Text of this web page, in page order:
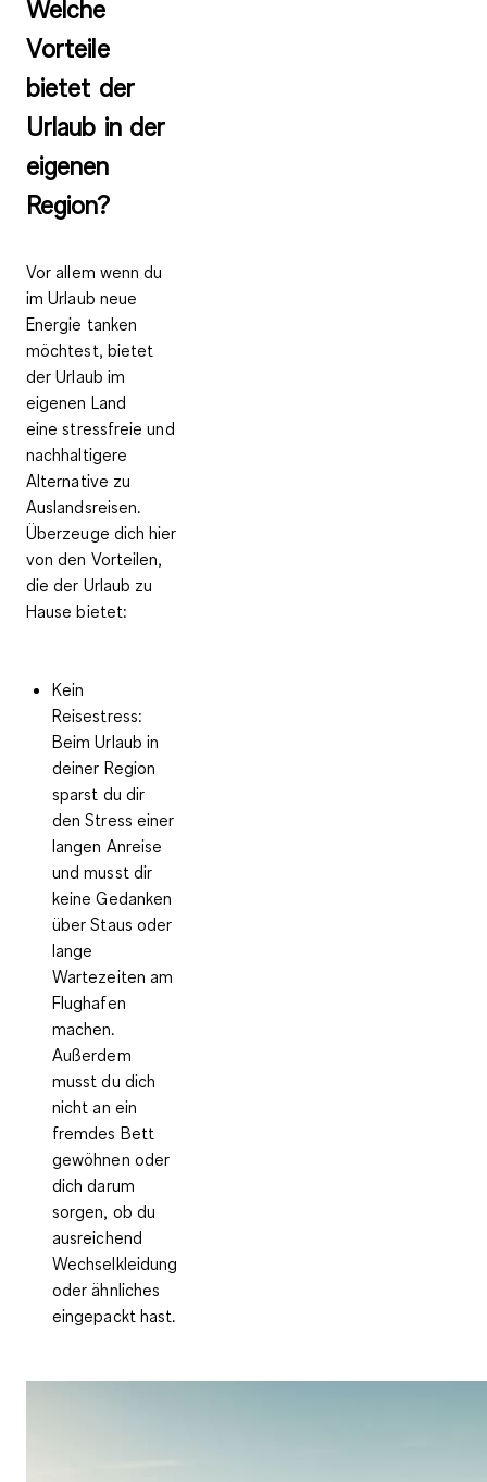
Welche
Vorteile
bietet der
Urlaub in der
eigenen
Region?
Vor allem wenn du
im Urlaub neue
Energie tanken
möchtest, bietet
der Urlaub im
eigenen Land
einestressfreie und
nachhaltigere
Alternative zu
Auslandsreisen.
Überzeuge dich hier
von den Vorteilen,
die der Urlaub zu
Hause bietet:
Kein
Reisestress:
Beim Urlaub in
deiner Region
sparst du dir
den Stress einer
langen Anreise
und musst dir
keine Gedanken
über Staus oder
lange
Wartezeiten am
Flughafen
machen.
Außerdem
musst du dich
nicht an ein
fremdes Bett
gewöhnen oder
dich darum
sorgen, ob du
ausreichend
Wechselkleidung
oder ähnliches
eingepackt hast.